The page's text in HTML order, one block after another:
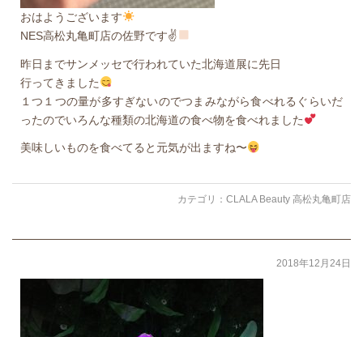
おはようございます
NES高松丸亀町店の佐野です✌
昨日までサンメッセで行われていた北海道展に先日
行ってきました
１つ１つの量が多すぎないのでつまみながら食べれるぐらいだ
ったのでいろんな種類の北海道の食べ物を食べれました
美味しいものを食べてると元気が出ますね〜
カテゴリ： CLALA Beauty 高松丸亀町店
2018年12月24日